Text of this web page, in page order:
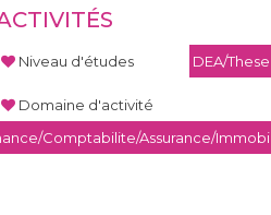
Niveau d'études DEA/These
Domaine d'activité
Comptabilite/Assurance/Immobi